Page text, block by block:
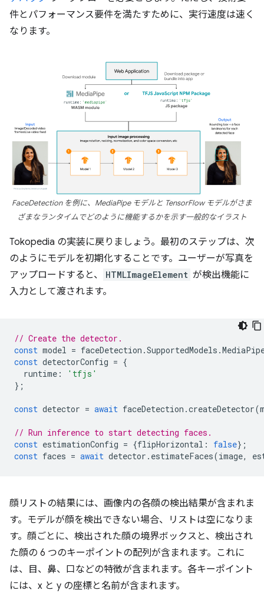
件とパフォーマンス要件を満たすために、実行速度は速く
なります。
FaceDetection を例に、MediaPipe モデルと TensorFlow モデルがさま
ざまなランタイムでどのように機能するかを示す一般的なイラスト
Tokopedia の実装に戻りましょう。最初のステップは、次
のようにモデルを初期化することです。ユーザーが写真を
アップロードすると、
HTMLImageElement が検出機能に
入力として渡されます。
// Create the detector.
const model = faceDetection .SupportedModels .
const detectorConfig = {
runtime :
'tfjs'
};
const detector = await faceDetection .createDetector(
// Run inference to start detecting faces.
const estimationConfig = {flipHorizontal : false};
const faces = await detector . estimateFaces(image,
顔リストの結果には、画像内の各顔の検出結果が含まれま
す。モデルが顔を検出できない場合、リストは空になりま
す。顔ごとに、検出された顔の境界ボックスと、検出され
た顔の 6 つのキーポイントの配列が含まれます。これに
は、目、鼻、口などの特徴が含まれます。各キーポイント
には、x と y の座標と名前が含まれます。